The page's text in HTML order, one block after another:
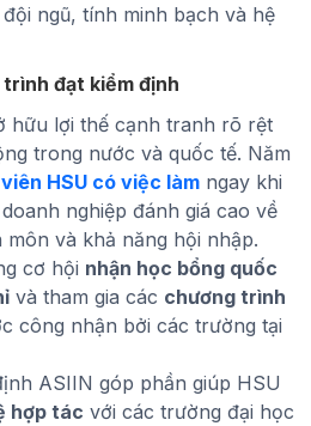
ngũ, tính minh bạch và hệ
đạt kiểm định
hữu lợi thế cạnh tranh rõ rệt
trong nước và quốc tế. Năm
HSU có việc làmngay khi
nghiệp đánh giá cao về
và khả năng hội nhập.
cơ hội nhận học bổng quốc
và tham gia các chương trình
công nhận bởi các trường tại
ASIIN góp phần giúp HSU
hợp tác với các trường đại học